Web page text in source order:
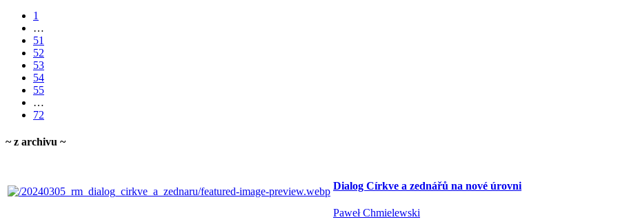
1
…
51
52
53
54
55
…
72
~ z archivu ~
Dialog Církve a zednářů na nové úrovni
Paweł Chmielewski